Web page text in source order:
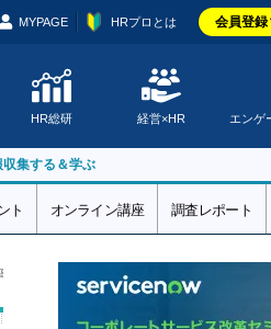
MYPAGE HRプロとは 会員登録
HR総研 経営×HR エンゲ
集する＆学ぶ
ト オンライン講座 調査レポート
セキュリティの側面からも考えたいクラウ